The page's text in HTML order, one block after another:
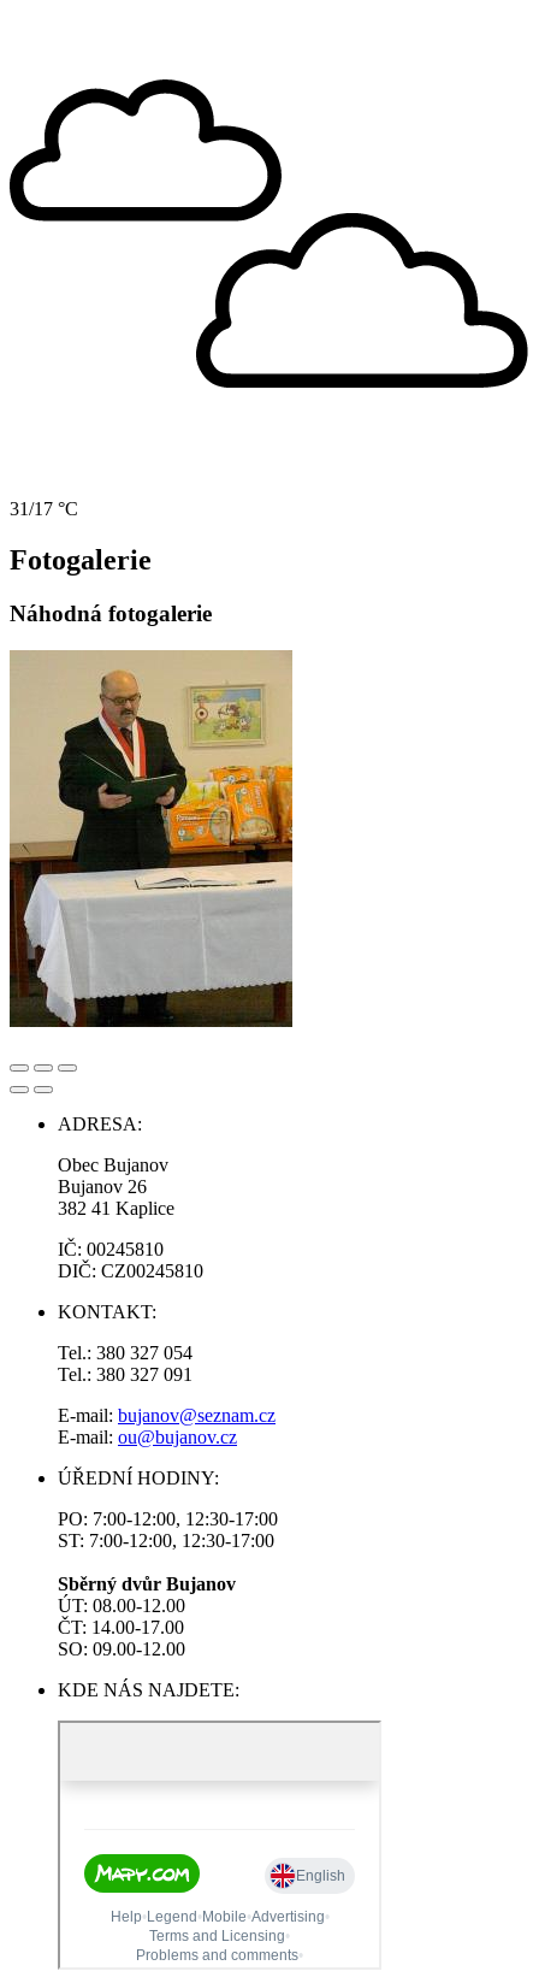
31/17 °C
Fotogalerie
Náhodná fotogalerie
ADRESA:
Obec Bujanov
Bujanov 26
382 41 Kaplice
IČ: 00245810
DIČ: CZ00245810
KONTAKT:
Tel.: 380 327 054
Tel.: 380 327 091
E-mail: bujanov@seznam.cz
E-mail: ou@bujanov.cz
ÚŘEDNÍ HODINY:
PO: 7:00-12:00, 12:30-17:00
ST: 7:00-12:00, 12:30-17:00
Sběrný dvůr Bujanov
ÚT: 08.00-12.00
ČT: 14.00-17.00
SO: 09.00-12.00
KDE NÁS NAJDETE: